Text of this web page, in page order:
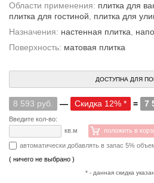
Области применения: плитка для
плитка для гостиной
плитка для
Назначения: настенная плитка
Поверхность: матовая плитка
ДОСТУПНА ДЛЯ
8 593 руб. — Скидка 12% * = 7
Введите кол-во:
кв.м
положить в
автоматически добавлять в запас 5%
( ничего не выбрано )
* - данная скидка